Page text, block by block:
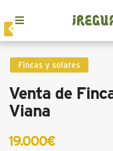
Fincas y solares
Venta de
Viana
19.000€